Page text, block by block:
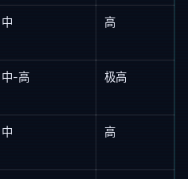
中 高
中-高 极高
中 高